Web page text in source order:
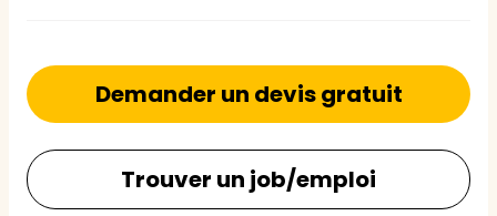
Demander un devis gratuit
Trouver un job/emploi